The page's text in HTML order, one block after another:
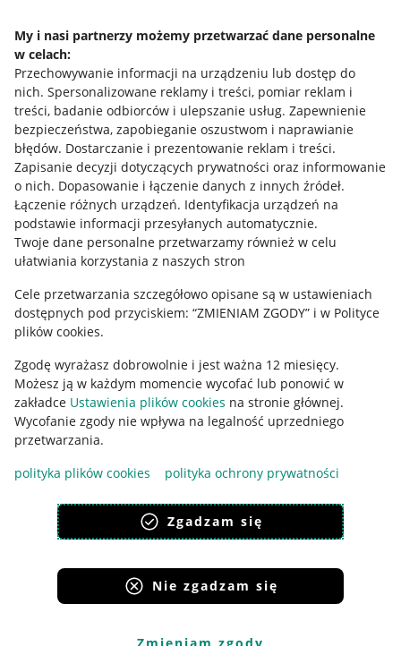
My i nasi partnerzy możemy przetwarzać dane personalne
w celach:
Przechowywanie informacji na urządzeniu lub dostęp do
nich. Spersonalizowane reklamy i treści, pomiar reklam i
treści, badanie odbiorców i ulepszanie usług. Zapewnienie
bezpieczeństwa, zapobieganie oszustwom i naprawianie
błędów. Dostarczanie i prezentowanie reklam i treści.
Zapisanie decyzji dotyczących prywatności oraz informowanie
o nich. Dopasowanie i łączenie danych z innych źródeł.
Łączenie różnych urządzeń. Identyfikacja urządzeń na
podstawie informacji przesyłanych automatycznie.
Twoje dane personalne przetwarzamy również w celu
ułatwiania korzystania z naszych stron
Cele przetwarzania szczegółowo opisane są w ustawieniach
dostępnych pod przyciskiem: “ZMIENIAM ZGODY” i w Polityce
plików cookies.
Zgodę wyrażasz dobrowolnie i jest ważna 12 miesięcy.
Możesz ją w każdym momencie wycofać lub ponowić w
zakładce Ustawienia plików cookies na stronie głównej.
Wycofanie zgody nie wpływa na legalność uprzedniego
przetwarzania.
polityka plików cookies
polityka ochrony prywatności
Zgadzam się
Nie zgadzam się
Allegro Gadane dla sprzedających
Allegro Gadane dla kupujących
Mapa miejscowości
Informacje prawne
Regulamin
Polityka plików "cookies"
Ustawienia plików "cookies"
Udostępnianie lokalizacji
Informacje dla Aktu o Usługach Cyfrowych
Pobierz aplikację
Korzystanie z serwisu oznacza akceptacjęregulaminu